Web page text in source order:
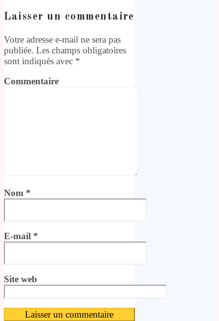
Laisser un commentaire
Votre adresse e-mail ne sera pas
publiée. Les champs obligatoires
sont indiqués avec *
Commentaire
Nom *
E-mail *
Site web